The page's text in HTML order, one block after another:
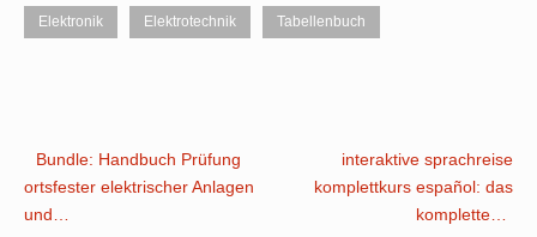
Elektronik Elektrotechnik Tabellenbuch
Post
navigation
Bundle: Handbuch Prüfung
ortsfester elektrischer Anlagen
und…
interaktive sprachreise
komplettkurs español: das
komplette…